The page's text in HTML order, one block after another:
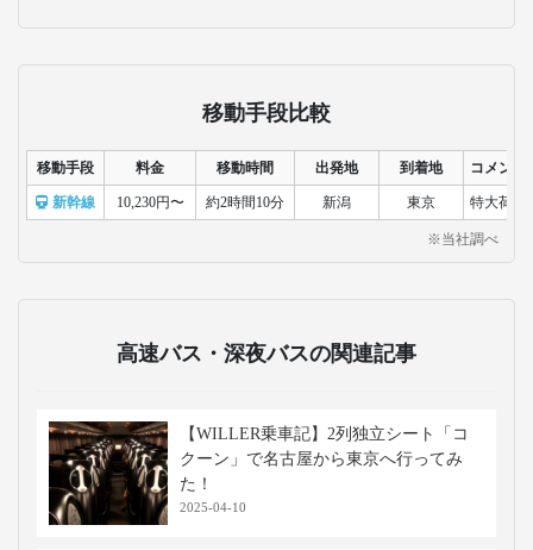
移動手段比較
移動手段 料金 移動時間 出発地 到着地 コメント
新幹線 10,230円〜 約2時間10分 新潟 東京 特大荷物
※当社調べ
高速バス・深夜バスの関連記事
【WILLER乗車記】2列独立シート「コ
クーン」で名古屋から東京へ行ってみ
た！
2025-04-10